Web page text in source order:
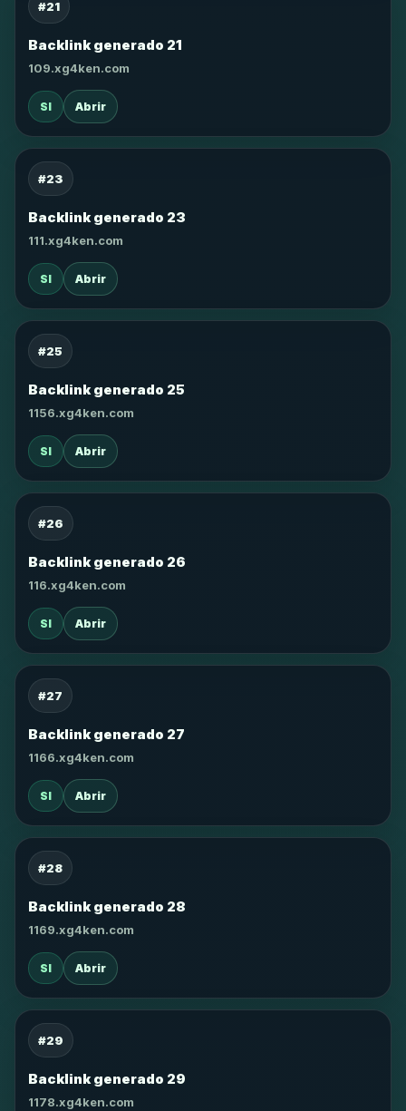
#21
Backlink generado 21
109.xg4ken.com
SI Abrir
#23
Backlink generado 23
111.xg4ken.com
SI Abrir
#25
Backlink generado 25
1156.xg4ken.com
SI Abrir
#26
Backlink generado 26
116.xg4ken.com
SI Abrir
#27
Backlink generado 27
1166.xg4ken.com
SI Abrir
#28
Backlink generado 28
1169.xg4ken.com
SI Abrir
#29
Backlink generado 29
1178.xg4ken.com